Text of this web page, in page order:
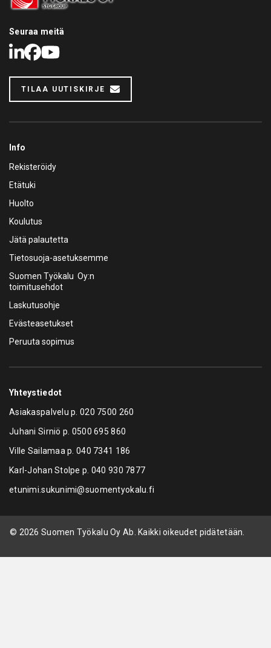
Seuraa meitä
LinkedIn
Facebook
Youtube
TILAA UUTISKIRJE
Info
Rekisteröidy
Etätuki
Huolto
Koulutus
Jätä palautetta
Tietosuoja-asetuksemme
Suomen Työkalu Oy:n
toimitusehdot
Laskutusohje
Evästeasetukset
Peruuta sopimus
Yhteystiedot
Asiakaspalvelu p.020 7500 260
Juhani Sirniö p. 0500 695 860
Ville Sailamaa p.040 7341 186
Karl-Johan Stolpe p. 040 930 7877
etunimi.sukunimi@suomentyokalu.fi
© 2026 Suomen Työkalu Oy Ab. Kaikki oikeudet pidätetään.